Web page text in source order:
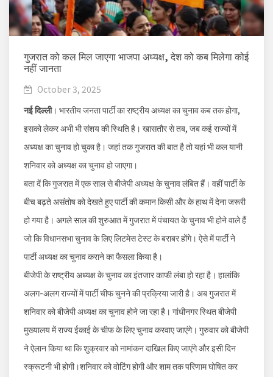
गुजरात को कल मिल जाएगा भाजपा अध्यक्ष, देश को कब मिलेगा कोई
नहीं जानता
October 3, 2025
नई दिल्ली। भारतीय जनता पार्टी का राष्ट्रीय अध्यक्ष का चुनाव कब तक होगा,
इसको लेकर अभी भी संशय की स्थिति है। खासतौर से तब, जब कई राज्यों में
अध्यक्ष का चुनाव हो चुका है। जहां तक गुजरात की बात है तो यहां भी कल यानी
शनिवार को अध्यक्ष का चुनाव हो जाएगा।
बता दें कि गुजरात में एक साल से बीजेपी अध्यक्ष के चुनाव लंबित हैं। वहीं पार्टी के
बीच बढ़ते असंतोष को देखते हुए पार्टी की कमान किसी और के हाथ में देना जरूरी
हो गया है। अगले साल की शुरुआत में गुजरात में पंचायत के चुनाव भी होने वाले हैं
जो कि विधानसभा चुनाव के लिए लिटमेस टेस्ट के बराबर होंगे। ऐसे में पार्टी ने
पार्टी अध्यक्ष का चुनाव कराने का फैसला किया है।
बीजेपी के राष्ट्रीय अध्यक्ष के चुनाव का इंतजार काफी लंबा हो रहा है। हालांकि
अलग-अलग राज्यों में पार्टी चीफ चुनने की प्रक्रिया जारी है। अब गुजरात में
शनिवार को बीजेपी अध्यक्ष का चुनाव होने जा रहा है। गांधीनगर स्थित बीजेपी
मुख्यालय में राज्य ईकाई के चीफ के लिए चुनाव करवाए जाएंगे। गुरुवार को बीजेपी
ने ऐलान किया था कि शुक्रवार को नामांकन दाखिल किए जाएंगे और इसी दिन
स्क्रूटनी भी होगी।शनिवार को वोटिंग होगी और शाम तक परिणाम घोषित कर